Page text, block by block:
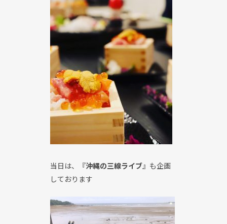
当日は、『沖縄の三線ライブ』も企画
しております